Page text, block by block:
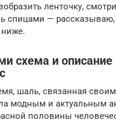
ленточку,
спицами — рассказываю,
схема и описание
шаль, связанная
модным и актуальным
половины